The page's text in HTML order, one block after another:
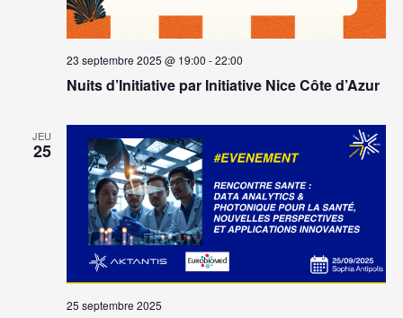
Nuits d’Initiative par Initiative Nice Côte d’Azur
23 septembre 2025 @ 19:00 -22:00
JEU
25
25 septembre 2025